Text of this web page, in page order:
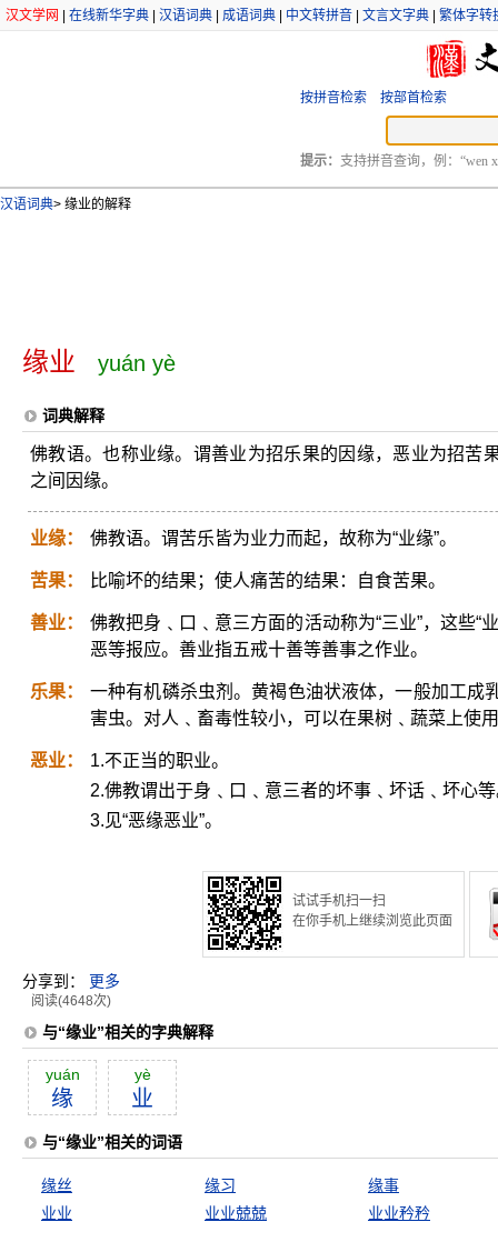
汉文学网 在线新华字典 汉语词典 成语词典 中文转拼音 文言文字典 繁体字转
按拼音检索 按部首检索
提示： 支持拼音查询，例：“wen
汉语词典> 缘业的解释
缘业 yuán yè
词典解释
佛教语。也称业缘。谓善业为招乐果的因缘，恶业为招苦
之间因缘。
业缘： 佛教语。谓苦乐皆为业力而起，故称为“业缘”。
苦果： 比喻坏的结果；使人痛苦的结果：自食苦果。
善业：
佛教把身﹑口﹑意三方面的活动称为“三业”，这些“
恶等报应。善业指五戒十善等善事之作业。
乐果：
一种有机磷杀虫剂。黄褐色油状液体，一般加工成
害虫。对人﹑畜毒性较小，可以在果树﹑蔬菜上使
恶业：
1.不正当的职业。
2.佛教谓出于身﹑口﹑意三者的坏事﹑坏话﹑坏心
3.见“恶缘恶业”。
试试手机扫一扫
在你手机上继续浏览此页面
分享到： 更多
阅读(4648次)
与“缘业”相关的字典解释
yuán
缘
yè
业
与“缘业”相关的词语
缘丝 缘习
缘事
业业
业业兢兢 业业矜矜